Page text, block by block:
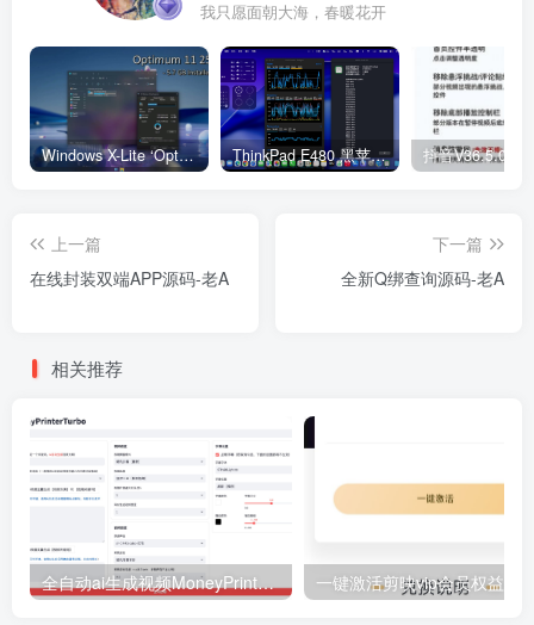
我只愿面朝大海，春暖花开
Windows X-Lite ‘Optimum 11’ 25H2 Pro v2 ThinkPad E480 黑苹果完美Tahoe的EFI分享（2026.03.01更新） 抖音V36.5.0 内
上一篇
在线封装双端APP源码-老A
下一篇
全新Q绑查询源码-老A
相关推荐
全自动ai生成视频MoneyPrinterTurbo源码 一键激活剪映vip会员权益-老